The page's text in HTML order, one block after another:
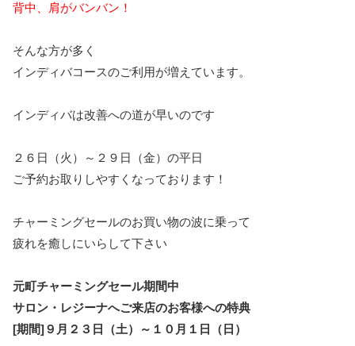
背中、肩がバンバン！
そんな方が多く
インディバコースのご利用が増えています。
インディバは改善への道が早いのです
２６日（火）～２９日（金）の平日
ご予約お取りしやすくなっております！
チャーミングセールのお買い物の波に乗って
疲れを癒しにいらして下さい
元町チャーミングセール期間中
サロン・レジーナへご来店のお客様への特典
[期間]９月２３日（土）～１０月１日（日）